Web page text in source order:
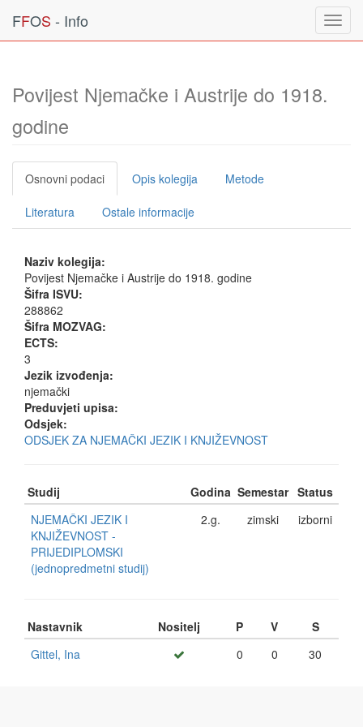
FFOS - Info
Povijest Njemačke i Austrije do 1918.
godine
Osnovni podaci Opis kolegija Metode
Literatura Ostale informacije
Naziv kolegija:
Povijest Njemačke i Austrije do 1918. godine
Šifra ISVU:
288862
Šifra MOZVAG:
ECTS:
3
Jezik izvođenja:
njemački
Preduvjeti upisa:
Odsjek:
ODSJEK ZA NJEMAČKI JEZIK I KNJIŽEVNOST
Studij Godina Semestar Status
NJEMAČKI JEZIK I
KNJIŽEVNOST -
PRIJEDIPLOMSKI
(jednopredmetni studij)
2.g. zimski izborni
Nastavnik Nositelj P V
S
Gittel, Ina
0 0 30